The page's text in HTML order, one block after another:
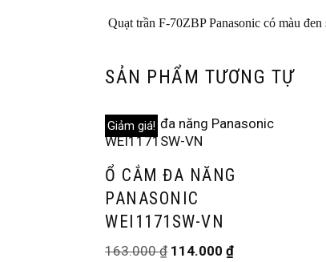
Quạt trần F-70ZBP Panasonic có màu
SẢN PHẨM TƯƠNG TỰ
Giảm giá!
Ổ CẮM ĐA NĂNG
PANASONIC
WEI1171SW-VN
163.000₫ 114.000₫